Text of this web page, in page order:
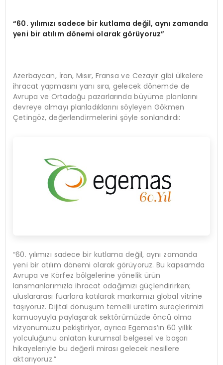
“60. yılımızı sadece bir kutlama değil, aynı zamanda
yeni bir atılım dönemi olarak görüyoruz”
Azerbaycan, İran, Mısır, Fransa ve Cezayir gibi ülkelere
ihracat yapmasını yanı sıra, gelecek dönemde de
Avrupa ve Ortadoğu pazarlarında büyüme planlarını
devreye almayı planladıklarını söyleyen Gökmen
Çetingöz, değerlendirmelerini şöyle sonlandırdı:
“60. yılımızı sadece bir kutlama değil, aynı zamanda
yeni bir atılım dönemi olarak görüyoruz. Bu kapsamda
Avrupa ve Körfez bölgelerine yönelik ürün
lansmanlarımızla ihracat odağımızı güçlendirirken;
uluslararası fuarlara katılarak markamızı global vitrine
taşıyoruz. Dijital dönüşüm temelli üretim süreçlerimizi
kamuoyuyla paylaşarak sektörümüzde öncü olma
vizyonumuzu pekiştiriyor, ayrıca Egemas’ın 60 yıllık
yolculuğunu anlatan kurumsal belgesel ve başarı
hikayeleriyle bu değerli mirası gelecek nesillere
aktarıyoruz.”